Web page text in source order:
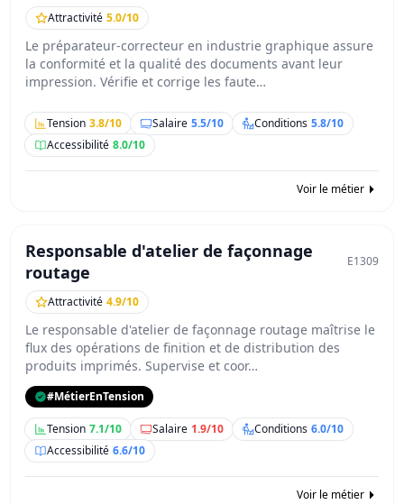
Attractivité 5.0/10
Le préparateur-correcteur en industrie graphique assure
la conformité et la qualité des documents avant leur
impression. Vérifie et corrige les faute…
Tension 3.8/10 Salaire 5.5/10 Conditions 5.8/10
Accessibilité 8.0/10
Voir le métier
Responsable d'atelier de façonnage
routage
E1309
Attractivité 4.9/10
Le responsable d'atelier de façonnage routage maîtrise le
flux des opérations de finition et de distribution des
produits imprimés. Supervise et coor…
#MétierEnTension
Tension 7.1/10 Salaire 1.9/10 Conditions 6.0/10
Accessibilité 6.6/10
Voir le métier